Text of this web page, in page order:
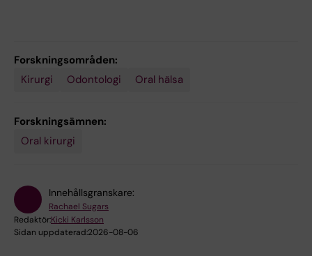
Forskningsområden:
Kirurgi
Odontologi Oral hälsa
Forskningsämnen:
Oral kirurgi
Innehållsgranskare:
Rachael Sugars
Redaktör:Kicki Karlsson
Sidan uppdaterad:2026-08-06